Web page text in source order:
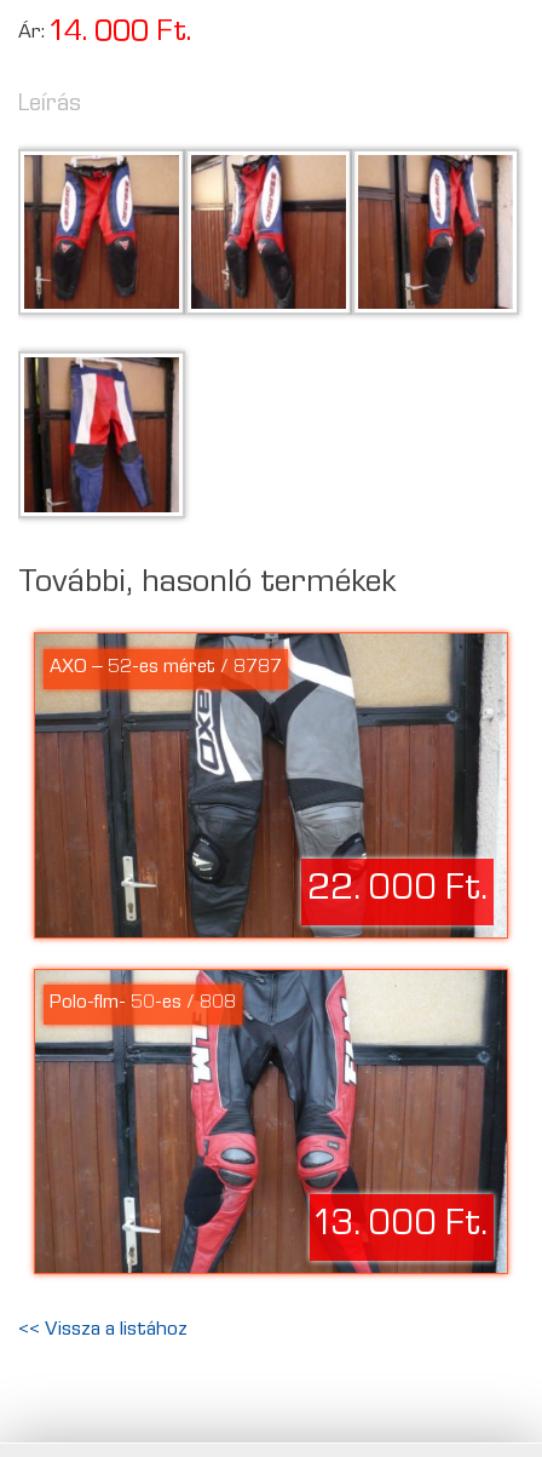
Ár: 14. 000 Ft.
Leírás
További, hasonló termékek
AXO – 52-es méret / 8787
22. 000 Ft.
Polo-flm- 50-es / 808
13. 000 Ft.
<< Vissza a listához